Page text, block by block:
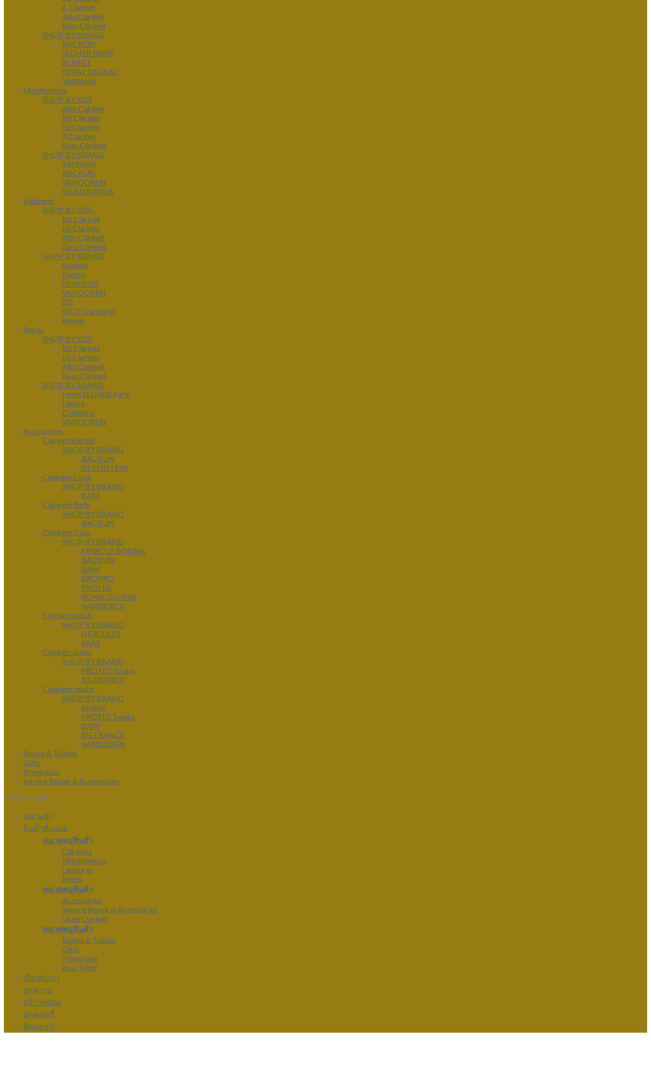
A Clarinet
Alto Clarinet
Bass Clarinet
SHOP BY BRAND
BACKUN
SELMER PARIS
BUFFET
ROYAL GLOBAL
YAMAHA
Mouthpieces
SHOP BY SIZE
Alto Clarinet
Bb Clarinet
Eb Clarinet
A Clarinet
Bass Clarinet
SHOP BY BRAND
YAMAHA
BACKUN
VANDOREN
SELMER PARIS
Ligatures
SHOP BY SIZE
Bb Clarinet
Eb Clarinet
Alto Clarinet
Bass Clarinet
SHOP BY BRAND
Bonade
Bambu
ISHIMORI
VANDOREN
BG
RICO D'addario
Rovner
Reeds
SHOP BY SIZE
Bb Clarinet
Eb Clarinet
Alto Clarinet
Bass Clarinet
SHOP BY BRAND
Henri SELMER Paris
Légère
D'addario
VANDOREN
Accessories
Clarinet Barrels
SHOP BY BRAND
BACKUN
SILVERSTEIN
Cleaning Cloth
SHOP BY BRAND
BAM
Clarinets Bells
SHOP BY BRAND
BACKUN
Clarinets Case
SHOP BY BRAND
MARCUS BONNA
BACKUN
BAM
BROPRO
PROTEC
ROYAL GLOBAL
VANDOREN
Clarinet stands
SHOP BY BRAND
HERCULES
K&M
Clarinet straps
SHOP BY BRAND
PROTEC Straps
BG FRANCE
Cleaning swabs
SHOP BY BRAND
Bropro
PROTEC Swabs
BAM
BG FRANCE
VANDOREN
Books & Tuition
Gifts
Promotion
Service Repair & Accessories
MAIN MENU
หน้าหลัก
สินค้าทั้งหมด
หมวดหมู่สินค้า
Clarinets
Mouthpieces
Ligatures
Reeds
หมวดหมู่สินค้า
Accessories
Service Repair & Accessories
Used Clarinet
หมวดหมู่สินค้า
Books & Tuition
Gifts
Promotion
Best Seller
เกี่ยวกับเรา
บทความ
บริการซ่อม
แกลเลอรี่
ติดต่อเรา